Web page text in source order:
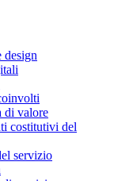
design
di valore
costitutivi del
servizio